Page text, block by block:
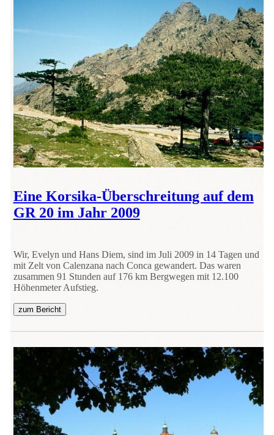
Eine Korsika-Überschreitung auf dem
GR 20 im Jahr 2009
Wir, Evelyn und Hans Diem, sind im Juli 2009 in 14 Tagen und
mit Zelt von Calenzana nach Conca gewandert. Das waren
zusammen 91 Stunden auf 176 km Bergwegen mit 12.100
Höhenmeter Aufstieg.
zum Bericht